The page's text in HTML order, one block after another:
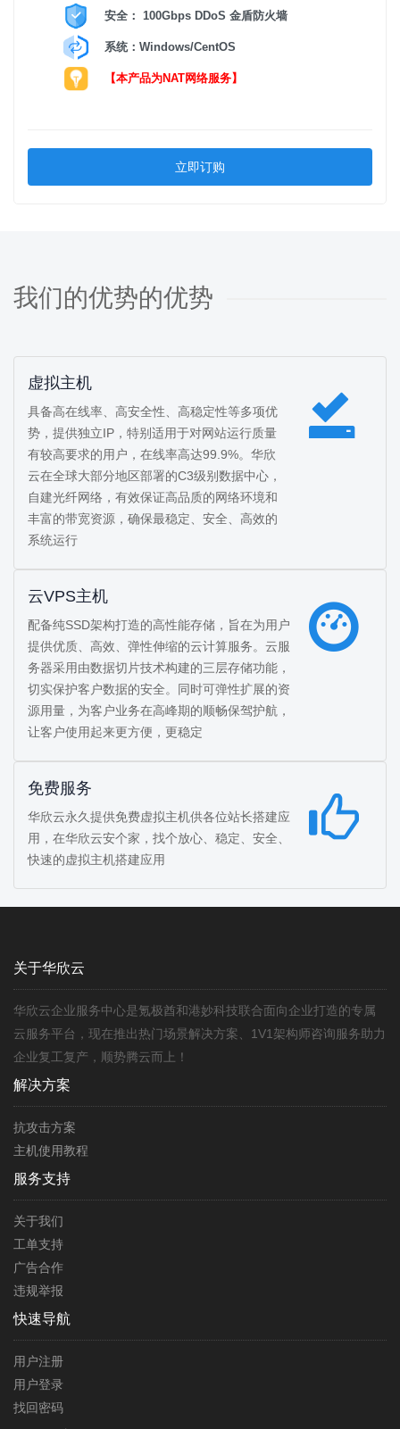
安全： 100Gbps DDoS 金盾防火墙
系统：Windows/CentOS
【本产品为NAT网络服务】
立即订购
我们的优势的优势
虚拟主机
具备高在线率、高安全性、高稳定性等多项优
势，提供独立IP，特别适用于对网站运行质量
有较高要求的用户，在线率高达99.9%。华欣
云在全球大部分地区部署的C3级别数据中心，
自建光纤网络，有效保证高品质的网络环境和
丰富的带宽资源，确保最稳定、安全、高效的
系统运行
云VPS主机
配备纯SSD架构打造的高性能存储，旨在为用户
提供优质、高效、弹性伸缩的云计算服务。云服
务器采用由数据切片技术构建的三层存储功能，
切实保护客户数据的安全。同时可弹性扩展的资
源用量，为客户业务在高峰期的顺畅保驾护航，
让客户使用起来更方便，更稳定
免费服务
华欣云永久提供免费虚拟主机供各位站长搭建应
用，在华欣云安个家，找个放心、稳定、安全、
快速的虚拟主机搭建应用
关于华欣云
华欣云企业服务中心是氪极酋和港妙科技联合面向企业打造的专属
云服务平台，现在推出热门场景解决方案、1V1架构师咨询服务助力
企业复工复产，顺势腾云而上！
解决方案
抗攻击方案
主机使用教程
服务支持
关于我们
工单支持
广告合作
违规举报
快速导航
用户注册
用户登录
找回密码